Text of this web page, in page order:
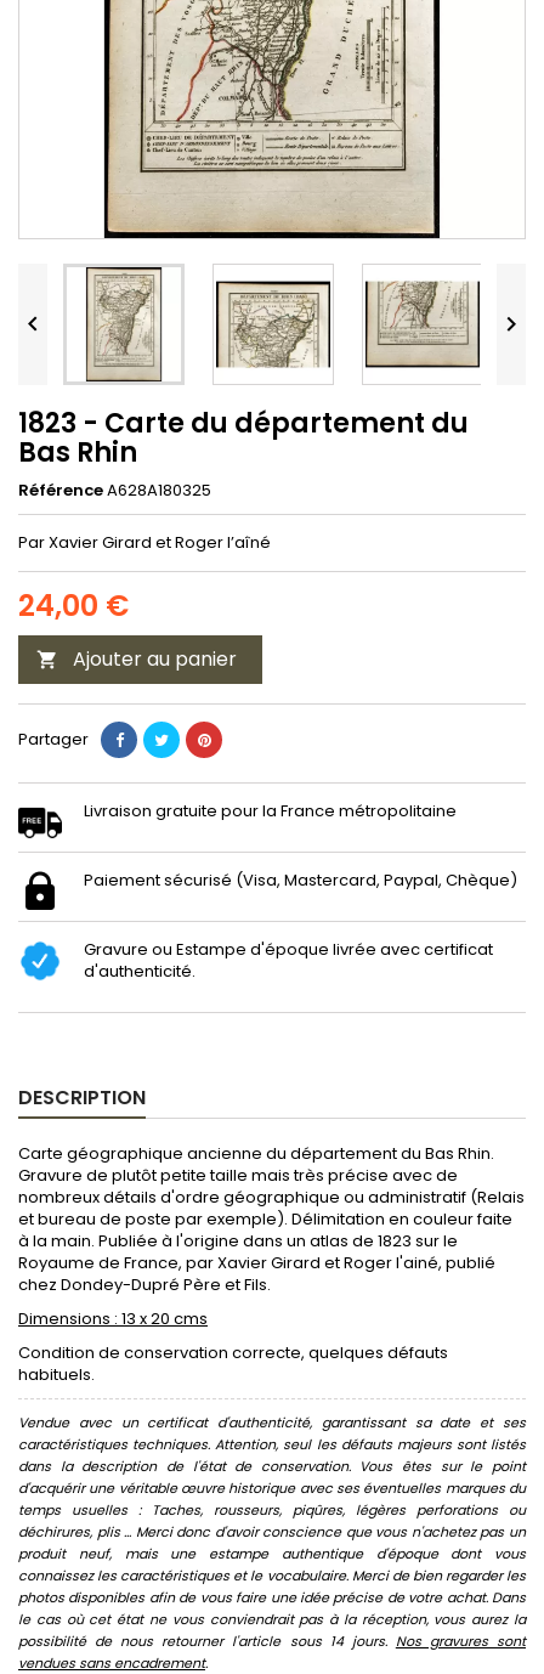
 
1823 - Carte du département du
Bas Rhin
RéférenceA628A180325
Par Xavier Girard et Roger l’aîné
24,00 €
 Ajouter au panier
Partager
Livraison gratuite pour la France métropolitaine
Paiement sécurisé (Visa, Mastercard, Paypal, Chèque)
Gravure ou Estampe d'époque livrée avec certificat
d'authenticité.
DESCRIPTION
Carte géographique ancienne du département du Bas Rhin.
Gravure de plutôt petite taille mais très précise avec de
nombreux détails d'ordre géographique ou administratif (Relais
et bureau de poste par exemple). Délimitation en couleur faite
à la main. Publiée à l'origine dans un atlas de 1823 sur le
Royaume de France, par Xavier Girard et Roger l'ainé, publié
chez Dondey-Dupré Père et Fils.
Dimensions : 13 x 20 cms
Condition de conservation correcte, quelques défauts
habituels.
Vendue avec un certificat d'authenticité, garantissant sa date et ses
caractéristiques techniques. Attention, seul les défauts majeurs sont listés
dans la description de l'état de conservation. Vous êtes sur le point
d'acquérir une véritable œuvre historique avec ses éventuelles marques du
temps usuelles : Taches, rousseurs, piqûres, légères perforations ou
déchirures, plis ... Merci donc d'avoir conscience que vous n'achetez pas un
produit neuf, mais une estampe authentique d'époque dont vous
connaissez les caractéristiques et le vocabulaire. Merci de bien regarder les
photos disponibles afin de vous faire une idée précise de votre achat. Dans
le cas où cet état ne vous conviendrait pas à la réception, vous aurez la
possibilité de nous retourner l'article sous 14 jours. Nos gravures sont
vendues sans encadrement.